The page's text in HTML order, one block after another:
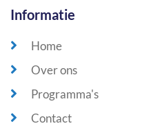
Informatie
Home
Over ons
Programma's
Contact